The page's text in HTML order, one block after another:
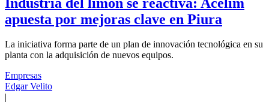
apuesta por mejoras clave en Piura
La iniciativa forma parte de un plan de innovación tecnológica en su
planta con la adquisición de nuevos equipos.
Empresas
Edgar Velito